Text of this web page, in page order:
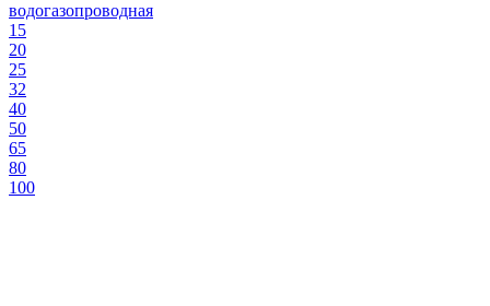
водогазопроводная
15
20
25
32
40
50
65
80
100